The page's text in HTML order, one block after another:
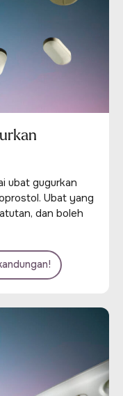
ubat gugurkan
Ubat yang
dan boleh